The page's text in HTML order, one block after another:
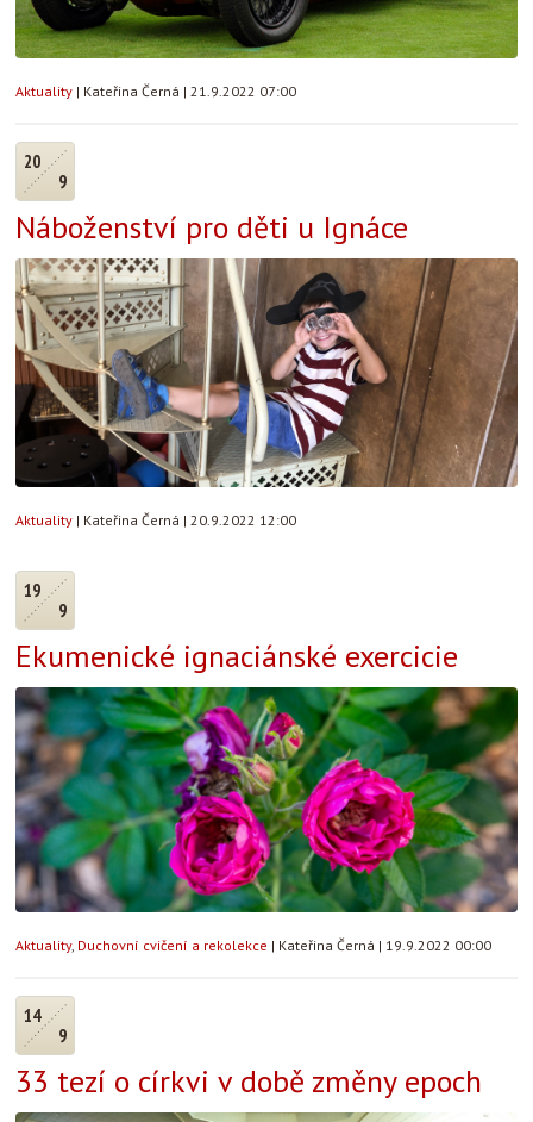
Aktuality | Kateřina Černá | 21.9.2022 07:00
20
9
Náboženství pro děti u Ignáce
Aktuality | Kateřina Černá | 20.9.2022 12:00
19
9
Ekumenické ignaciánské exercicie
Aktuality, Duchovní cvičení a rekolekce | Kateřina Černá | 19.9.2022 00:00
14
9
33 tezí o církvi v době změny epoch